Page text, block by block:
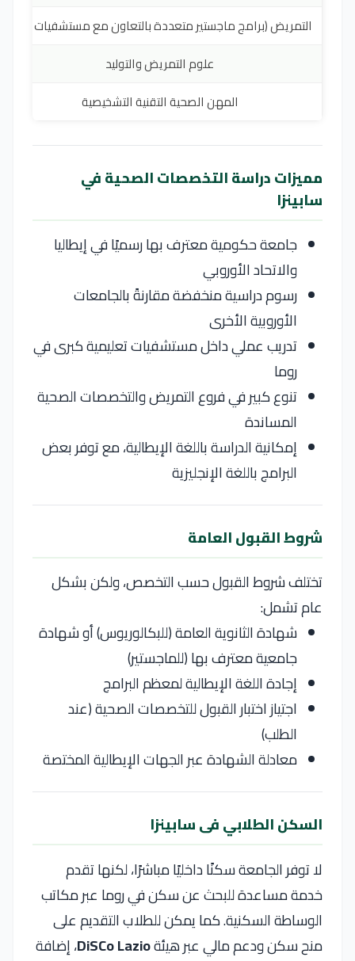
التمريض (برامج ماجستير متعددة بالتعاون مع مستشفيات روما)
علوم التمريض والتوليد
المهن الصحية التقنية التشخيصية
مميزات دراسة التخصصات الصحية في
سابينزا
جامعة حكومية معترف بها رسميًا في إيطاليا
والاتحاد الأوروبي
رسوم دراسية منخفضة مقارنةً بالجامعات
الأوروبية الأخرى
تدريب عملي داخل مستشفيات تعليمية كبرى في
روما
تنوع كبير في فروع التمريض والتخصصات الصحية
المساندة
إمكانية الدراسة باللغة الإيطالية، مع توفر بعض
البرامج باللغة الإنجليزية
شروط القبول العامة
تختلف شروط القبول حسب التخصص، ولكن بشكل
عام تشمل:
شهادة الثانوية العامة (للبكالوريوس) أو شهادة
جامعية معترف بها (للماجستير)
إجادة اللغة الإيطالية لمعظم البرامج
اجتياز اختبار القبول للتخصصات الصحية (عند
الطلب)
معادلة الشهادة عبر الجهات الإيطالية المختصة
السكن الطلابي فى سابينزا
لا توفر الجامعة سكنًا داخليًا مباشرًا، لكنها تقدم
خدمة مساعدة للبحث عن سكن في روما عبر مكاتب
الوساطة السكنية. كما يمكن للطلاب التقديم على
منح سكن ودعم مالي عبر هيئةDiSCo Lazio، إضافة